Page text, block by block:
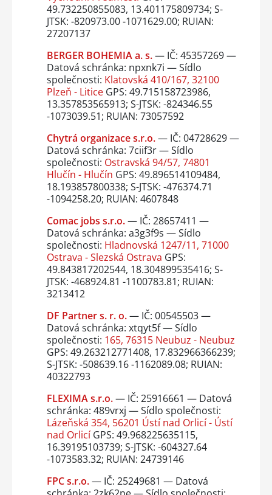
49.732250855083, 13.401175809734; S-
JTSK: -820973.00 -1071629.00; RUIAN:
27207137
BERGER BOHEMIA a. s.— IČ: 45357269 —
Datová schránka: npxnk7i — Sídlo
společnosti: Klatovská 410/167, 32100
Plzeň - LiticeGPS: 49.715158723986,
13.357853565913; S-JTSK: -824346.55
-1073039.51; RUIAN: 73057592
Chytrá organizace s.r.o.— IČ: 04728629 —
Datová schránka: 7ciif3r — Sídlo
společnosti: Ostravská 94/57, 74801
Hlučín - Hlučín GPS: 49.896514109484,
18.193857800338; S-JTSK: -476374.71
-1094258.20; RUIAN: 4607848
Comac jobs s.r.o.— IČ: 28657411 —
Datová schránka: a3g3f9s — Sídlo
společnosti: Hladnovská 1247/11, 71000
Ostrava - Slezská Ostrava GPS:
49.843817202544, 18.304899535416; S-
JTSK: -468924.81 -1100783.81; RUIAN:
3213412
DF Partner s. r. o.— IČ: 00545503 —
Datová schránka: xtqyt5f — Sídlo
společnosti: 165, 76315 Neubuz - Neubuz
GPS: 49.263212771408, 17.832966366239;
S-JTSK: -508639.16 -1162089.08; RUIAN:
40322793
FLEXIMA s.r.o.— IČ: 25916661 — Datová
schránka: 489vrxj — Sídlo společnosti:
Lázeňská 354, 56201 Ústí nad Orlicí - Ústí
nad OrlicíGPS: 49.968225635115,
16.39195103739; S-JTSK: -604327.64
-1073583.32; RUIAN: 24739146
FPC s.r.o.— IČ: 25249681 — Datová